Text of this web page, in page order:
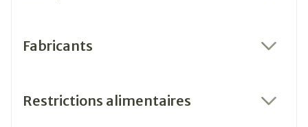
Fabricants
Restrictions alimentaires